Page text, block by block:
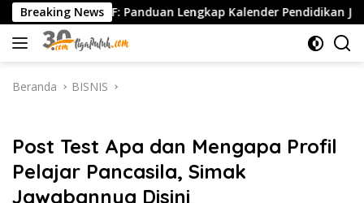
Langsung
ke
konten
Breaking News
2027 PDF: Panduan Lengkap Kalender Pendidikan Jawa
Beranda BISNIS
Post Test Apa dan Mengapa Profil
Pelajar Pancasila, Simak
Jawabannya Disini